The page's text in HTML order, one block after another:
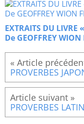
EXTRAITS DU LIVRE
De GEOFFREY WION
PROVERBES
PROVERBES LATIN